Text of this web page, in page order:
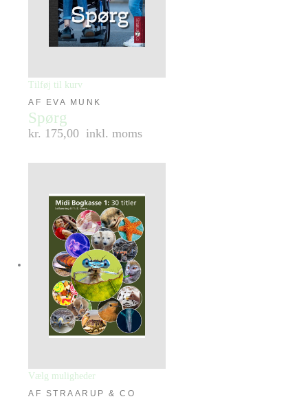
Tilføj til kurv
AF EVA MUNK
Spørg
kr. 175,00 inkl. moms
Vælg muligheder
AF STRAARUP & CO